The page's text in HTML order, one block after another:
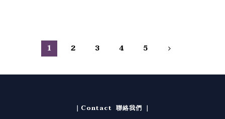
1 2 3 4 5
｜Contact 聯絡我們 ｜